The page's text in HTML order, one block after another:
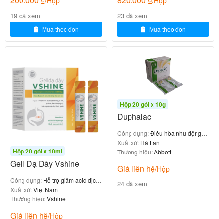
Tuân thủ chặt chẽ theo đơn thuốc của bác sĩ điều trị
hoặc nhân viên y tế.
Liều dùng tham khảo theo hướng dẫn sử dụng của
nhà sản xuất.
Cách uống thuốc:
-Không uống cùng với thức ăn.
-Uống 1 giờ trước bữa ăn.
Liều dùng:
Theo chỉ định của bác sĩ, liều tham khảo.
-1 gói/ngày chia 2 lần.
19 đã xem
Mua theo đơn
23 đã xem
Mua theo đơn
Hộp 20 gói x 10ml
Gell Dạ Dày Vshine
Công dụng: Hỗ trợ giảm acid dịch
vị, giảm viêm loét
Xuất xứ:Việt Nam
Thương hiệu:Vshine
Giá liên hệ/Hộp
Hộp 20 gói x 10g
Duphalac
Công dụng:Điều hòa nhu động
ruột
Xuất xứ: Hà Lan
Thương hiệu:Abbott
Giá liên hệ/Hộp
24 đã xem